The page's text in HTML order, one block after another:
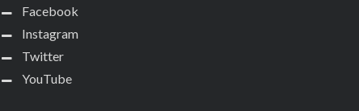
Facebook
Instagram
Twitter
YouTube